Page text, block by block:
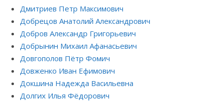
Дмитриев Петр Максимович
Добрецов Анатолий Александрович
Добров Александр Григорьевич
Добрынин Михаил Афанасьевич
Довгополов Пётр Фомич
Довженко Иван Ефимович
Докшина Надежда Васильевна
Долгих Илья Фёдорович